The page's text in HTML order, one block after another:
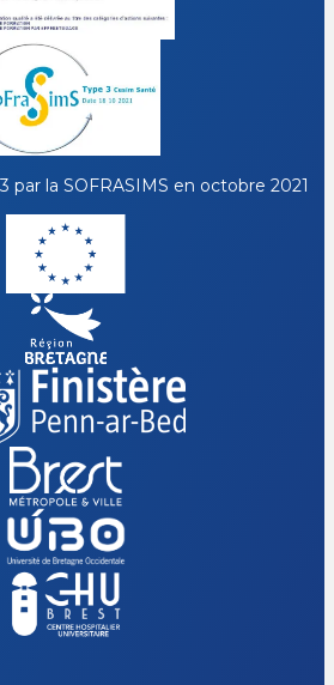
par la SOFRASIMS en octobre 2021